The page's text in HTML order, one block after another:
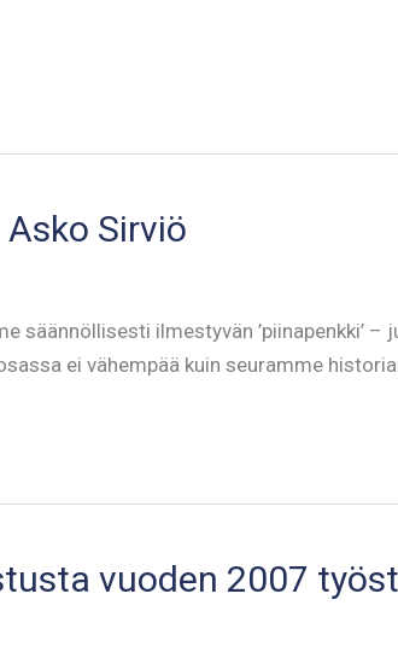
Sirviö
säännöllisesti ilmestyvän ’piinapenkki’
ei vähempää kuin seuramme
vuoden 2007